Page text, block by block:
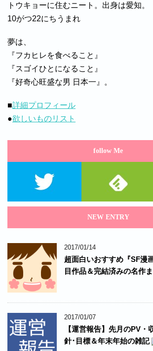
トウキョーに住むニート。出身は愛知。
10がつ22にちうまれ
夢は、
『フカヒレを食べること』
『スゴイひとになること』
『好奇心旺盛な男 日本一』。
■詳細プロフィール
●欲しいものリスト
follow Me
NEW ENTRY
2017/01/14
超面白いおすすめ『SF漫
目作品＆完結済みの名作
2017/01/07
【運営報告】先月のPV・
針･目標＆年末年始の雑記